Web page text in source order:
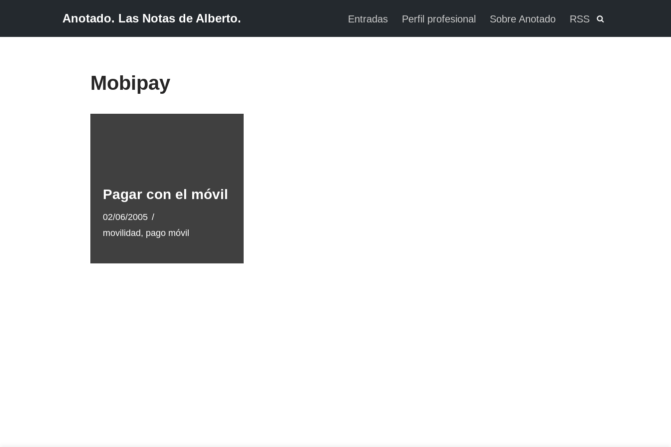
Anotado. Las Notas de Alberto. Entradas Perfil profesional Sobre Anotado RSS
Mobipay
Pagar con el móvil
02/06/2005
movilidad, pago móvil